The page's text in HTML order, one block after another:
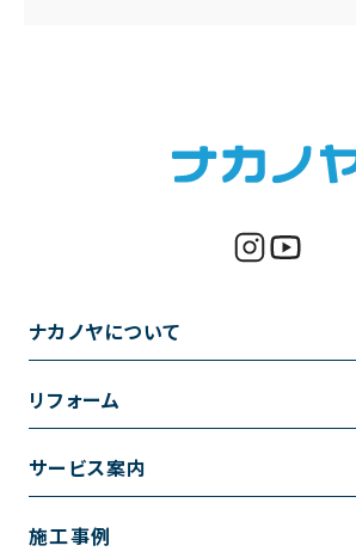
ナカノヤについて
事業内容
採用情報
リフォーム
トイレのリフォーム
サービス案内
サービスの流れ
施工事例